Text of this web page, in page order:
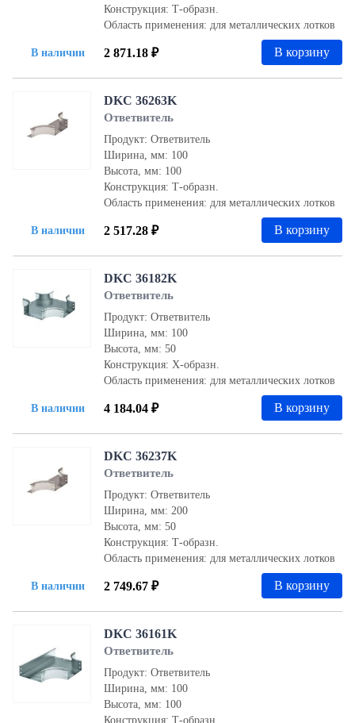
В наличии
Конструкция: Т-образн.
Область применения: для металлических лотков
2 871.18 ₽ В корзину
В наличии
DKC 36263K
Ответвитель
Продукт: Ответвитель
Ширина, мм: 100
Высота, мм: 100
Конструкция: Т-образн.
Область применения: для металлических лотков
2 517.28 ₽ В корзину
В наличии
DKC 36182K
Ответвитель
Продукт: Ответвитель
Ширина, мм: 100
Высота, мм: 50
Конструкция: Х-образн.
Область применения: для металлических лотков
4 184.04 ₽ В корзину
В наличии
DKC 36237K
Ответвитель
Продукт: Ответвитель
Ширина, мм: 200
Высота, мм: 50
Конструкция: Т-образн.
Область применения: для металлических лотков
2 749.67 ₽ В корзину
DKC 36161K
Ответвитель
Продукт: Ответвитель
Ширина, мм: 100
Высота, мм: 100
Конструкция: Т-образн.